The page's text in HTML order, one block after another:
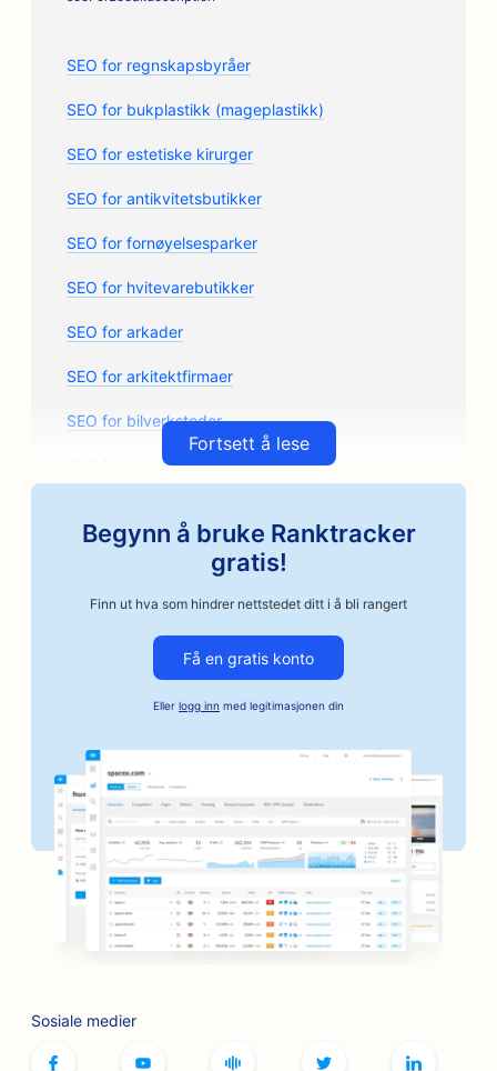
SEO for regnskapsbyråer
SEO for bukplastikk (mageplastikk)
SEO for estetiske kirurger
SEO for antikvitetsbutikker
SEO for fornøyelsesparker
SEO for hvitevarebutikker
SEO for arkader
SEO for arkitektfirmaer
SEO for bilverksteder
SEO for bildelerbutikker
SEO for bilverksteder
SEO for håndverksbaserte kaffebrennerier
SEO for kausjonstjenester
SEO for frisørsalonger
SEO for banker
SEO for bokhandlere
SEO for grillsteder
SEO for brettspillkafeer
Fortsett å lese
Begynn å bruke Ranktracker
gratis!
Finn ut hva som hindrer nettstedet ditt i å bli rangert
Få en gratis konto
Eller logg inn med legitimasjonen din
Sosiale medier